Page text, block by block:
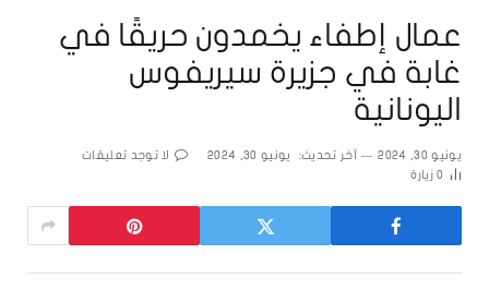
عمال إطفاء يخمدون حريقًا في
غابة في جزيرة سيريفوس
اليونانية
يونيو 30, 2024 آخر تحديث: يونيو 30, 2024
لا توجد تعليقات
0 زيارة